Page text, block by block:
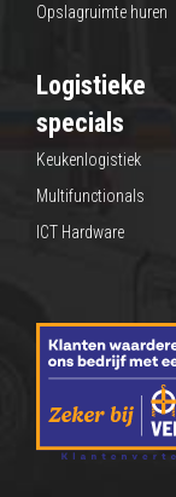
Opslagruimte huren
Logistieke
specials
Keukenlogistiek
Multifunctionals
ICT Hardware